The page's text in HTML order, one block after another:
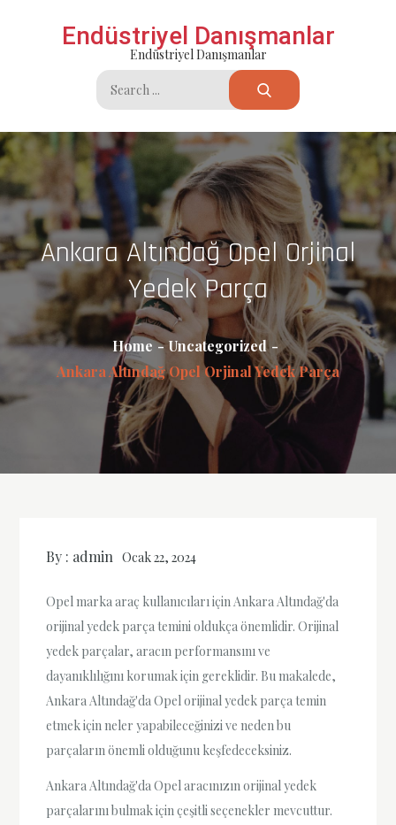
Endüstriyel Danışmanlar
Endüstriyel Danışmanlar
Search
for:
Ankara Altındağ Opel Orjinal
Yedek Parça
Home
Uncategorized
Ankara Altındağ Opel Orjinal Yedek Parça
By : admin Ocak 22, 2024
Opel marka araç kullanıcıları için Ankara Altındağ'da
orijinal yedek parça temini oldukça önemlidir. Orijinal
yedek parçalar, aracın performansını ve
dayanıklılığını korumak için gereklidir. Bu makalede,
Ankara Altındağ'da Opel orijinal yedek parça temin
etmek için neler yapabileceğinizi ve neden bu
parçaların önemli olduğunu keşfedeceksiniz.
Ankara Altındağ'da Opel aracınızın orijinal yedek
parçalarını bulmak için çeşitli seçenekler mevcuttur.